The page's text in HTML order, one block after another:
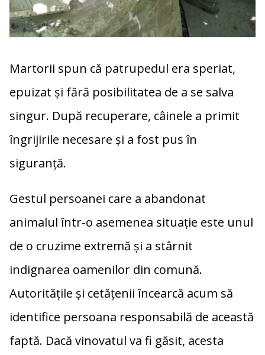
Martorii spun că patrupedul era speriat,
epuizat și fără posibilitatea de a se salva
singur. După recuperare, câinele a primit
îngrijirile necesare și a fost pus în
siguranță.
Gestul persoanei care a abandonat
animalul într-o asemenea situație este unul
de o cruzime extremă și a stârnit
indignarea oamenilor din comună.
Autoritățile și cetățenii încearcă acum să
identifice persoana responsabilă de această
faptă. Dacă vinovatul va fi găsit, acesta